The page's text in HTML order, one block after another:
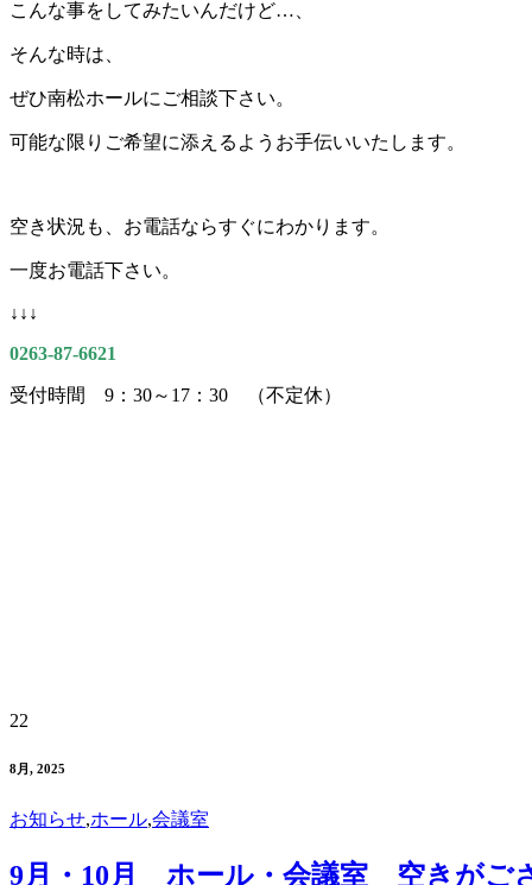
こんな事をしてみたいんだけど…、
そんな時は、
ぜひ南松ホールにご相談下さい。
可能な限りご希望に添えるようお手伝いいたします。
空き状況も、お電話ならすぐにわかります。
一度お電話下さい。
↓↓↓
0263-87-6621
受付時間 9：30～17：30 （不定休）
22
8月, 2025
お知らせ,ホール,会議室
9月・10月 ホール・会議室 空きがご